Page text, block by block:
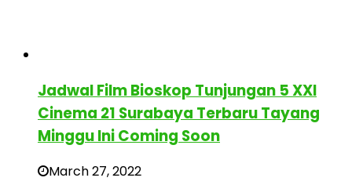
Jadwal Film Bioskop Tunjungan 5 XXI
Cinema 21 Surabaya Terbaru Tayang
Minggu Ini Coming Soon
March 27, 2022